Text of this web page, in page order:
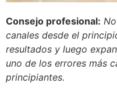
Consejo profesional:
canales desde el
resultados y luego
uno de los errores más
principiantes.